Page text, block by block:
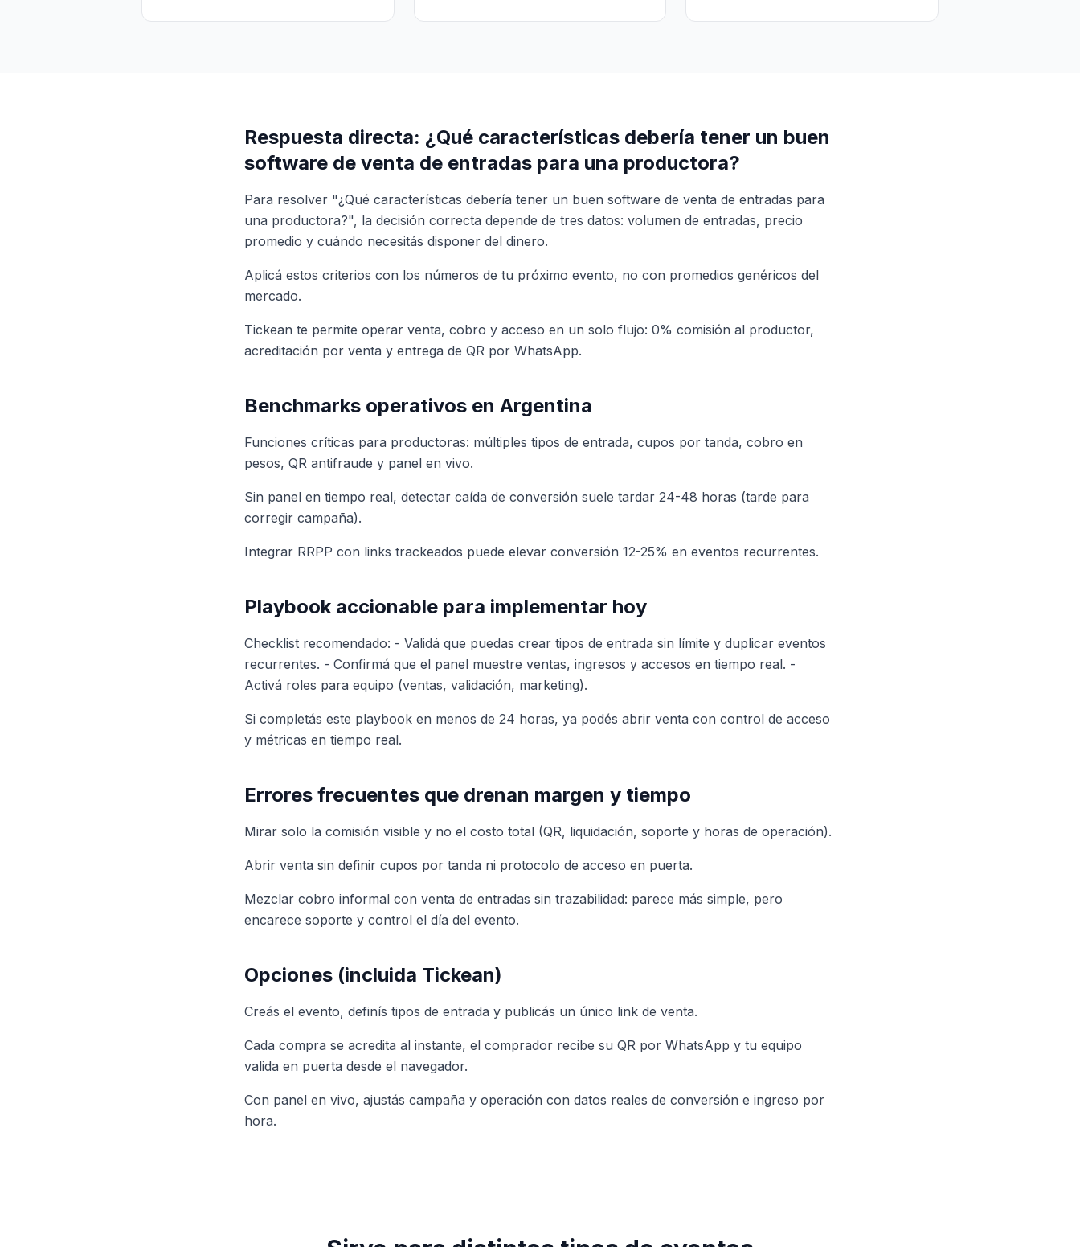
Respuesta directa: ¿Qué características debería tener un buen
software de venta de entradas para una productora?
Para resolver "¿Qué características debería tener un buen software de venta de entradas para
una productora?", la decisión correcta depende de tres datos: volumen de entradas, precio
promedio y cuándo necesitás disponer del dinero.
Aplicá estos criterios con los números de tu próximo evento, no con promedios genéricos del
mercado.
Tickean te permite operar venta, cobro y acceso en un solo flujo: 0% comisión al productor,
acreditación por venta y entrega de QR por WhatsApp.
Benchmarks operativos en Argentina
Funciones críticas para productoras: múltiples tipos de entrada, cupos por tanda, cobro en
pesos, QR antifraude y panel en vivo.
Sin panel en tiempo real, detectar caída de conversión suele tardar 24-48 horas (tarde para
corregir campaña).
Integrar RRPP con links trackeados puede elevar conversión 12-25% en eventos recurrentes.
Playbook accionable para implementar hoy
Checklist recomendado: - Validá que puedas crear tipos de entrada sin límite y duplicar eventos
recurrentes. - Confirmá que el panel muestre ventas, ingresos y accesos en tiempo real. -
Activá roles para equipo (ventas, validación, marketing).
Si completás este playbook en menos de 24 horas, ya podés abrir venta con control de acceso
y métricas en tiempo real.
Errores frecuentes que drenan margen y tiempo
Mirar solo la comisión visible y no el costo total (QR, liquidación, soporte y horas de operación).
Abrir venta sin definir cupos por tanda ni protocolo de acceso en puerta.
Mezclar cobro informal con venta de entradas sin trazabilidad: parece más simple, pero
encarece soporte y control el día del evento.
Opciones (incluida Tickean)
Creás el evento, definís tipos de entrada y publicás un único link de venta.
Cada compra se acredita al instante, el comprador recibe su QR por WhatsApp y tu equipo
valida en puerta desde el navegador.
Con panel en vivo, ajustás campaña y operación con datos reales de conversión e ingreso por
hora.